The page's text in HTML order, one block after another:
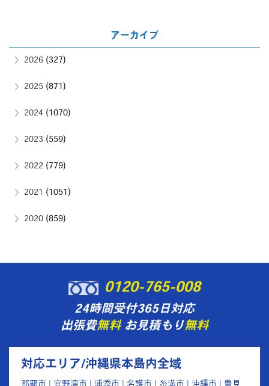
アーカイブ
2026 (327)
2025 (871)
2024 (1070)
2023 (559)
2022 (779)
2021 (1051)
2020 (859)
0120-765-008
24時間受付365日対応
出張費無料お見積もり無料
対応エリア/沖縄県本島内全域